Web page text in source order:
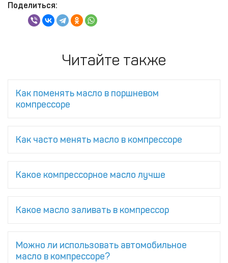
Поделиться:
Читайте также
Как поменять масло в поршневом
компрессоре
Как часто менять масло в компрессоре
Какое компрессорное масло лучше
Какое масло заливать в компрессор
Можно ли использовать автомобильное
масло в компрессоре?